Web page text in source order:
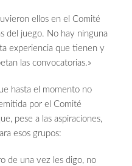
ellos en el Comité
del juego. No hay ninguna
experiencia que tienen y
las convocatorias.»
hasta el momento no
por el Comité
pese a las aspiraciones,
esos grupos:
de una vez les digo, no